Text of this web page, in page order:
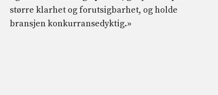
større klarhet og forutsigbarhet, og holde
bransjen konkurransedyktig.»